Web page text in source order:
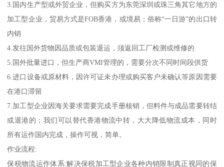
3.国内生产型或外贸企业，但购买方为东莞深圳或珠三角其它地方的
加工型企业，贸易方式是FOB香港，或境易；俗称“一日游”的出口转
内销
4.发往国外货物因品质或包装退运，须返回工厂检测或维修的
5.国外批量进口，但生产商VMI管理的，需要分次不同时间段供货
6.进口设备或原材料，因许可证未办理或购买客户未确认等原因需要
在港口滞留
7.加工型企业因海关要求需要完成手册核销，但料件与成品需要转结
或退港的；我们可以替代香港物流中转，大大降低物流成本，同时
所有运作国内完成，操作可视，简单。
作业流程:
保税物流运作体系:解决保税加工型企业各种内销限制真正视同的保